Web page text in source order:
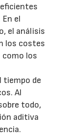
el
el análisis
los costes
como los
tiempo de
Al
todo,
aditiva